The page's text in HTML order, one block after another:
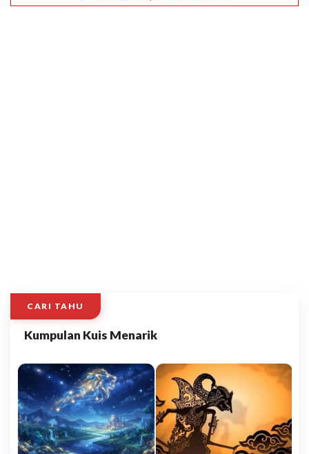
CARI TAHU
Kumpulan Kuis Menarik